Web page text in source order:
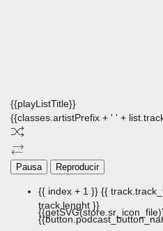
{{playListTitle}}
{{classes.artistPrefix + ' ' +
Pausa Reproducir
{{ index + 1 }} {{
track.lenght }}